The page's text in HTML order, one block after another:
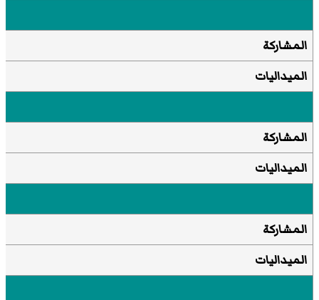
المشاركة
الميداليات
المشاركة
الميداليات
المشاركة
الميداليات